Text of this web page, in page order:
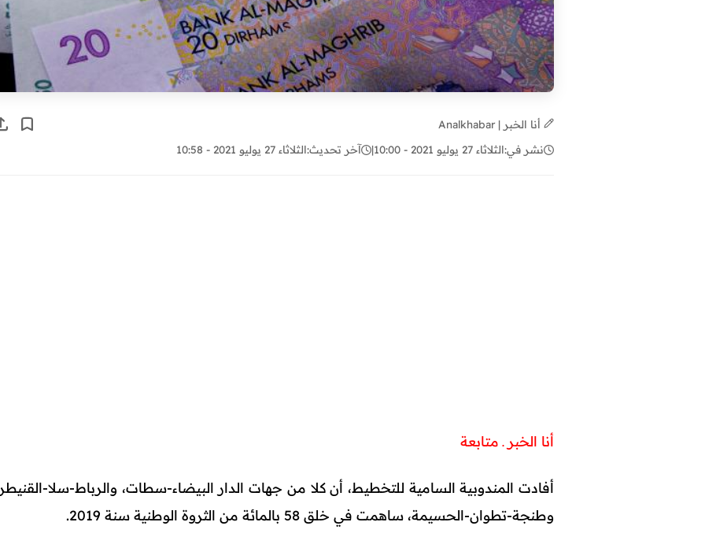
أنا الخبر | Analkhabar
نشر في:الثلاثاء 27 يوليو 2021 - 10:00 | آخر تحديث:الثلاثاء 27 يوليو 2021 - 10:58
أنا الخبر ـ متابعة
أفادت المندوبية السامية للتخطيط، أن كلا من جهات الدار البيضاء-سطات، والرباط-سلا-
وطنجة-تطوان-الحسيمة، ساهمت في خلق 58 بالمائة من الثروة الوطنية سنة 2019.